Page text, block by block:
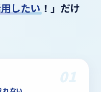
したい！」だけ
01